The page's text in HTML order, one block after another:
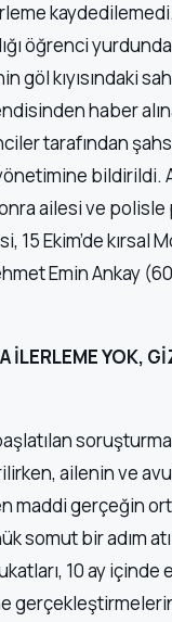
öğrenci
göl kıyısındaki
haber
tarafından
bildirildi.
ailesi ve polisle
15 Ekim’de kırsal
Emin Ankay
İLERLEME YOK,
ailenin ve
maddi gerçeğin
somut bir adım
10 ay içinde